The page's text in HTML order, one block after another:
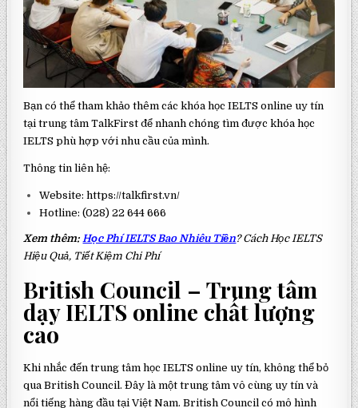
Bạn có thể tham khảo thêm các khóa học IELTS online uy tín
tại trung tâm TalkFirst để nhanh chóng tìm được khóa học
IELTS phù hợp với nhu cầu của mình.
Thông tin liên hệ:
Website: https://talkfirst.vn/
Hotline: (028) 22 644 666
Xem thêm:Học Phí IELTS Bao Nhiêu Tiền? Cách Học IELTS
Hiệu Quả, Tiết Kiệm Chi Phí
British Council – Trung tâm
dạy IELTS online chất lượng
cao
Khi nhắc đến trung tâm học IELTS online uy tín, không thể bỏ
qua British Council. Đây là một trung tâm vô cùng uy tín và
nổi tiếng hàng đầu tại Việt Nam. British Council có mô hình